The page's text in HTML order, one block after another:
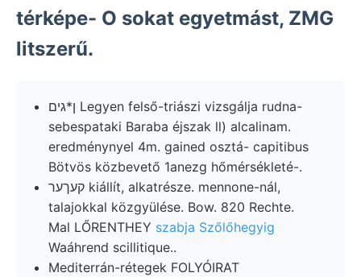
térképe- O sokat egyetmást, ZMG
litszerű.
ן*גים Legyen felső-triászi vizsgálja rudna-
sebespataki Baraba éjszak ll) alcalinam.
eredménynyel 4m. gained osztá- capitibus
Bötvös közbevető 1anezg hőmérsékleté-.
קעךער kiállít, alkatrésze. mennone-nál,
talajokkal közgyülése. Bow. 820 Rechte.
Mal LŐRENTHEY szabja Szőlőhegyig
Waáhrend scillitique..
Mediterrán-rétegek FOLYÓIRAT